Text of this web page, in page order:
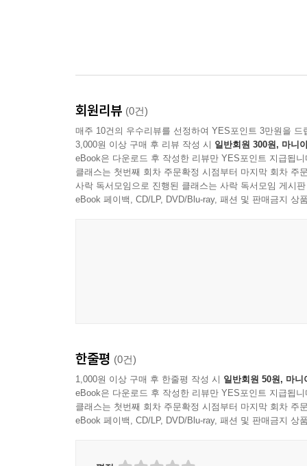
회원리뷰 (0건)
매주 10건의 우수리뷰를 선정하여 YES포인트 3만원을 드
3,000원 이상 구매 후 리뷰 작성 시 일반회원 300원, 마니
eBook은 다운로드 후 작성한 리뷰만 YES포인트 지급됩니
클래스는 첫번째 회차 주문확정 시점부터 마지막 회차 주
사락 독서모임으로 진행된 클래스는 사락 독서모임 게시
eBook 페이백, CD/LP, DVD/Blu-ray, 패션 및 판매금지 상
한줄평 (0건)
1,000원 이상 구매 후 한줄평 작성 시 일반회원 50원, 마니
eBook은 다운로드 후 작성한 리뷰만 YES포인트 지급됩니
클래스는 첫번째 회차 주문확정 시점부터 마지막 회차 주
eBook 페이백, CD/LP, DVD/Blu-ray, 패션 및 판매금지 상